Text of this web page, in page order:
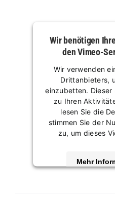
Wir benötigen
den Vimeo-
Wir verwenden
Drittanbieters,
einzubetten. Dieser
zu Ihren
lesen Sie die
stimmen Sie der
zu, um dieses
Mehr